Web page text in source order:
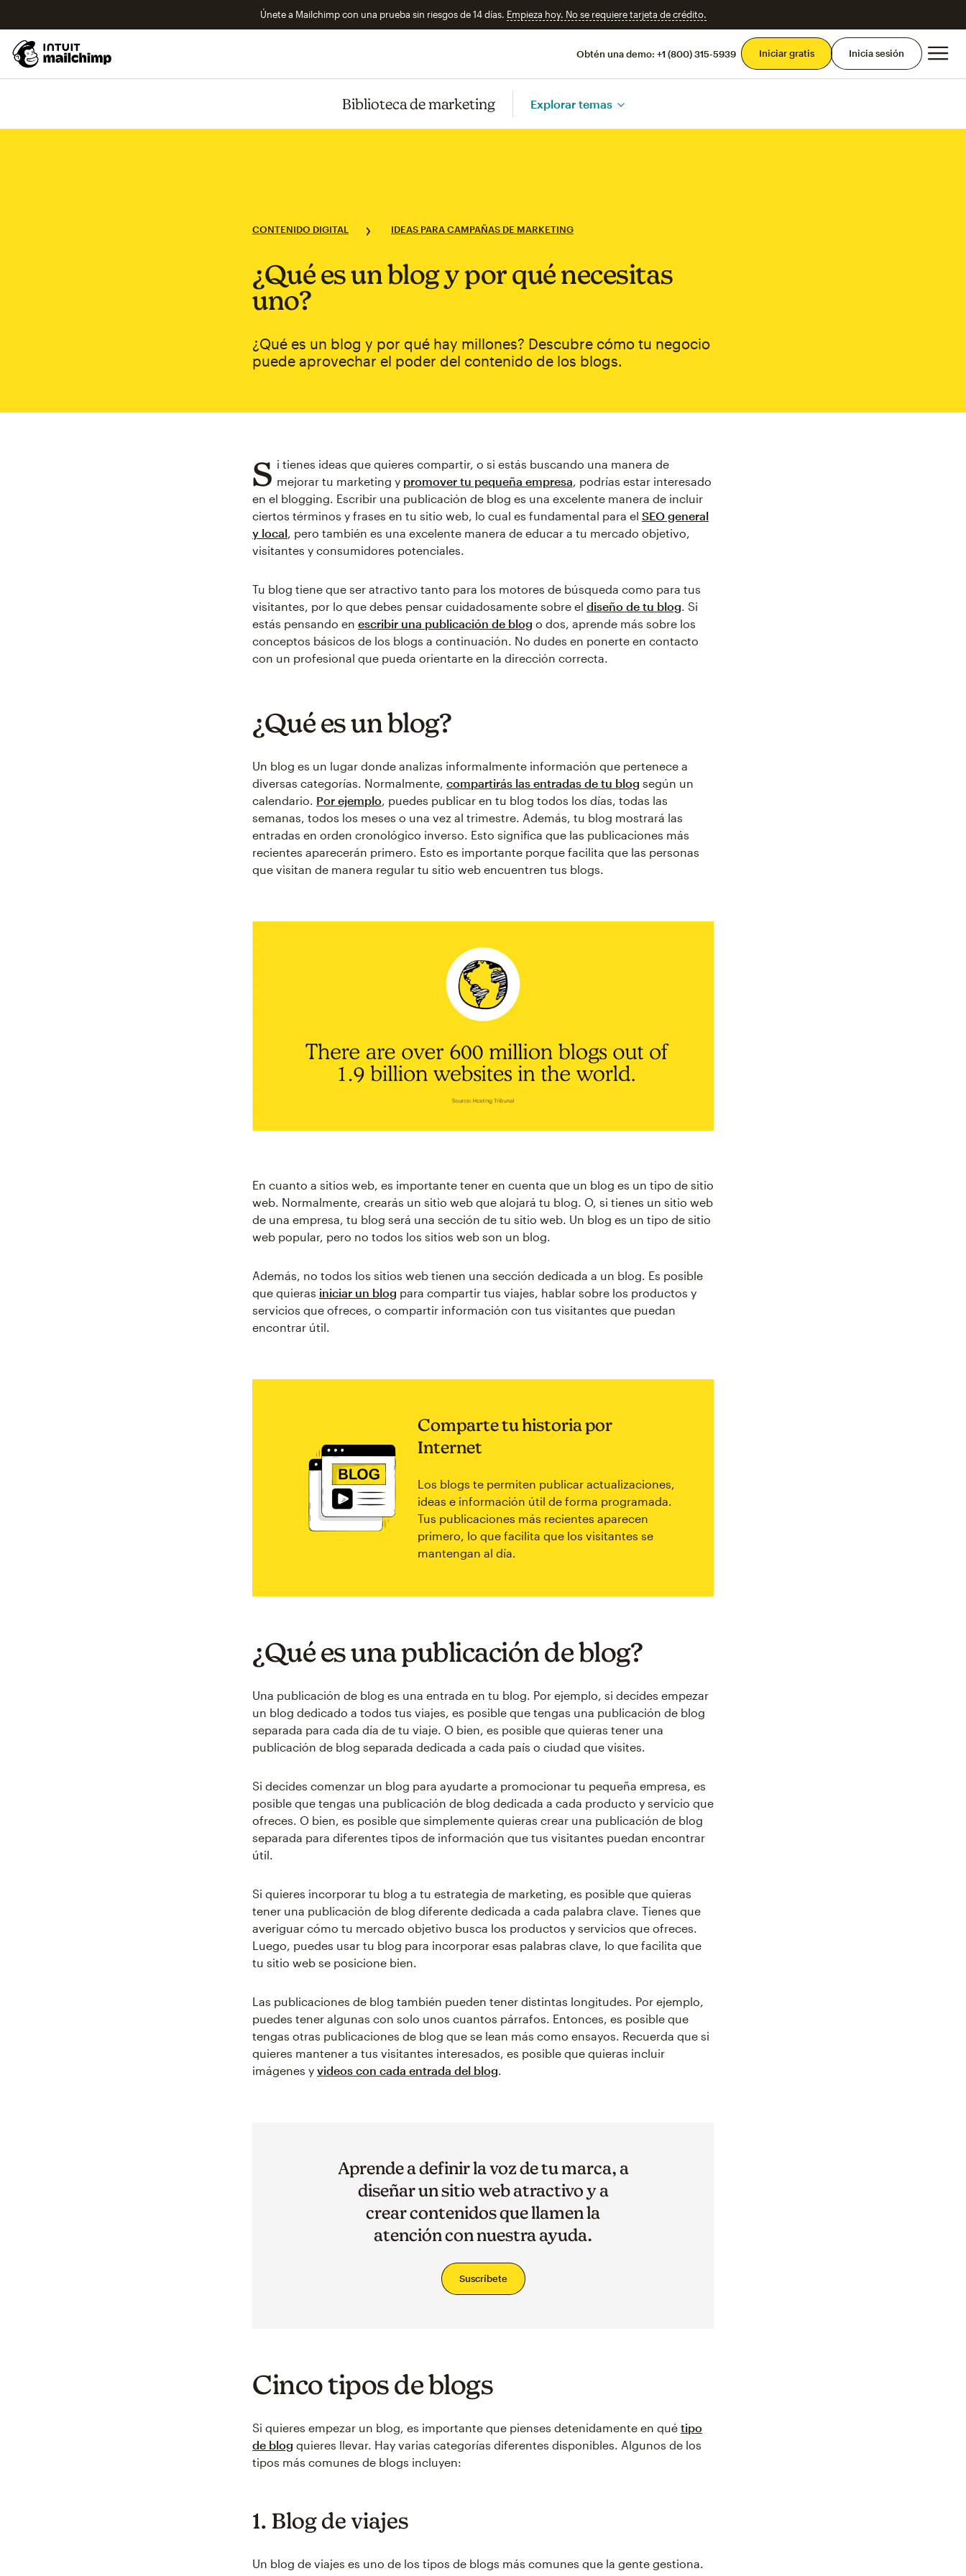
Únete a Mailchimp con una prueba sin riesgos de 14 días. Empieza hoy. No se requiere tarjeta de crédito.
Obtén una demo: +1 (800) 315-5939 Iniciar gratis Inicia sesión
Biblioteca de marketing Explorar temas
CONTENIDO DIGITAL IDEAS PARA CAMPAÑAS DE MARKETING
¿Qué es un blog y por qué necesitas
uno?
¿Qué es un blog y por qué hay millones? Descubre cómo tu negocio
puede aprovechar el poder del contenido de los blogs.
S i tienes ideas que quieres compartir, o si estás buscando una manera de
mejorar tu marketing y promover tu pequeña empresa, podrías estar interesado
en el blogging. Escribir una publicación de blog es una excelente manera de incluir
ciertos términos y frases en tu sitio web, lo cual es fundamental para el SEO general
y local, pero también es una excelente manera de educar a tu mercado objetivo,
visitantes y consumidores potenciales.
Tu blog tiene que ser atractivo tanto para los motores de búsqueda como para tus
visitantes, por lo que debes pensar cuidadosamente sobre el diseño de tu blog. Si
estás pensando en escribir una publicación de blog o dos, aprende más sobre los
conceptos básicos de los blogs a continuación. No dudes en ponerte en contacto
con un profesional que pueda orientarte en la dirección correcta.
¿Qué es un blog?
Un blog es un lugar donde analizas informalmente información que pertenece a
diversas categorías. Normalmente, compartirás las entradas de tu blog según un
calendario. Por ejemplo, puedes publicar en tu blog todos los días, todas las
semanas, todos los meses o una vez al trimestre. Además, tu blog mostrará las
entradas en orden cronológico inverso. Esto significa que las publicaciones más
recientes aparecerán primero. Esto es importante porque facilita que las personas
que visitan de manera regular tu sitio web encuentren tus blogs.
En cuanto a sitios web, es importante tener en cuenta que un blog es un tipo de sitio
web. Normalmente, crearás un sitio web que alojará tu blog. O, si tienes un sitio web
de una empresa, tu blog será una sección de tu sitio web. Un blog es un tipo de sitio
web popular, pero no todos los sitios web son un blog.
Además, no todos los sitios web tienen una sección dedicada a un blog. Es posible
que quieras iniciar un blog para compartir tus viajes, hablar sobre los productos y
servicios que ofreces, o compartir información con tus visitantes que puedan
encontrar útil.
Comparte tu historia por
Internet
Los blogs te permiten publicar actualizaciones,
ideas e información útil de forma programada.
Tus publicaciones más recientes aparecen
primero, lo que facilita que los visitantes se
mantengan al día.
¿Qué es una publicación de blog?
Una publicación de blog es una entrada en tu blog. Por ejemplo, si decides empezar
un blog dedicado a todos tus viajes, es posible que tengas una publicación de blog
separada para cada día de tu viaje. O bien, es posible que quieras tener una
publicación de blog separada dedicada a cada país o ciudad que visites.
Si decides comenzar un blog para ayudarte a promocionar tu pequeña empresa, es
posible que tengas una publicación de blog dedicada a cada producto y servicio que
ofreces. O bien, es posible que simplemente quieras crear una publicación de blog
separada para diferentes tipos de información que tus visitantes puedan encontrar
útil.
Si quieres incorporar tu blog a tu estrategia de marketing, es posible que quieras
tener una publicación de blog diferente dedicada a cada palabra clave. Tienes que
averiguar cómo tu mercado objetivo busca los productos y servicios que ofreces.
Luego, puedes usar tu blog para incorporar esas palabras clave, lo que facilita que
tu sitio web se posicione bien.
Las publicaciones de blog también pueden tener distintas longitudes. Por ejemplo,
puedes tener algunas con solo unos cuantos párrafos. Entonces, es posible que
tengas otras publicaciones de blog que se lean más como ensayos. Recuerda que si
quieres mantener a tus visitantes interesados, es posible que quieras incluir
imágenes y videos con cada entrada del blog.
Aprende a definir la voz de tu marca, a
diseñar un sitio web atractivo y a
crear contenidos que llamen la
atención con nuestra ayuda.
Suscríbete
Cinco tipos de blogs
Si quieres empezar un blog, es importante que pienses detenidamente en qué tipo
de blog quieres llevar. Hay varias categorías diferentes disponibles. Algunos de los
tipos más comunes de blogs incluyen:
1. Blog de viajes
Un blog de viajes es uno de los tipos de blogs más comunes que la gente gestiona.